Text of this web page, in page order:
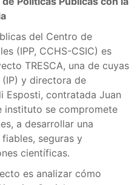
del Centro de
(IPP, CCHS-CSIC) es
TRESCA, una de cuyas
y directora de
Esposti, contratada Juan
instituto se compromete
a desarrollar una
seguras y
científicas.
es analizar cómo